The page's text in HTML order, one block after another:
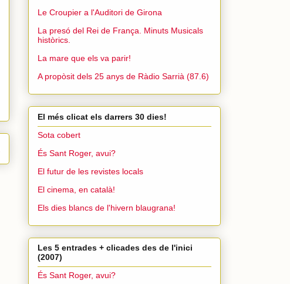
Le Croupier a l'Auditori de Girona
La presó del Rei de França. Minuts Musicals
històrics.
La mare que els va parir!
A propòsit dels 25 anys de Ràdio Sarrià (87.6)
El més clicat els darrers 30 dies!
Sota cobert
És Sant Roger, avui?
El futur de les revistes locals
El cinema, en català!
Els dies blancs de l'hivern blaugrana!
Les 5 entrades + clicades des de l'inici
(2007)
És Sant Roger, avui?